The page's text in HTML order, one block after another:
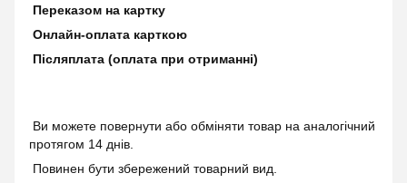
Переказом на картку
Онлайн-оплата карткою
Післяплата (оплата при отриманні)
Ви можете повернути або обміняти товар на аналогічний
протягом 14 днів.
Повинен бути збережений товарний вид.